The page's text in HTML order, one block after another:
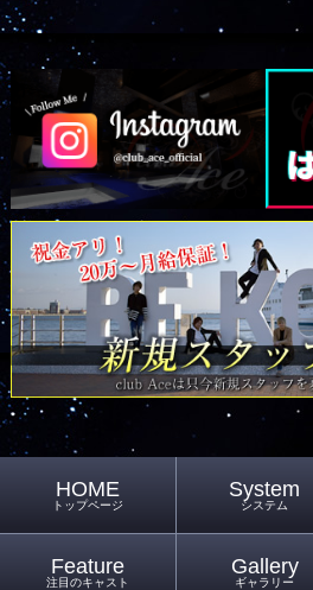
HOME
トップページ
System
システム
Feature
注目のキャスト
Gallery
ギャラリー